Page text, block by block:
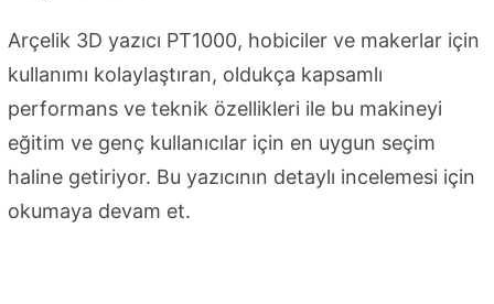
Arçelik 3D yazıcı PT1000, hobiciler ve makerlar için
kullanımı kolaylaştıran, oldukça kapsamlı
performans ve teknik özellikleri ile bu makineyi
eğitim ve genç kullanıcılar için en uygun seçim
haline getiriyor. Bu yazıcının detaylı incelemesi için
okumaya devam et.